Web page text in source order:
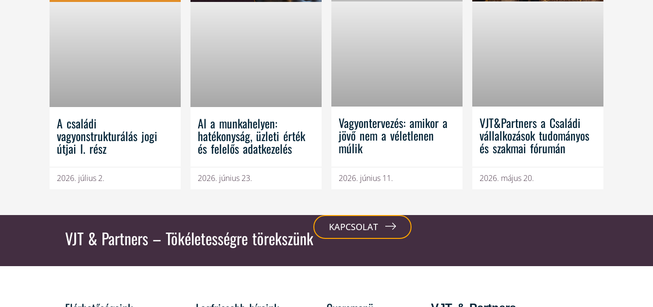
A családi
vagyonstrukturálás jogi
útjai I. rész
2026. július 2.
AI a munkahelyen:
hatékonyság, üzleti érték
és felelős adatkezelés
2026. június 23.
Vagyontervezés: amikor a
jövő nem a véletlenen
múlik
2026. június 11.
VJT&Partners a Családi
vállalkozások tudományos
és szakmai fórumán
2026. május 20.
VJT & Partners – Tökéletességre törekszünk KAPCSOLAT